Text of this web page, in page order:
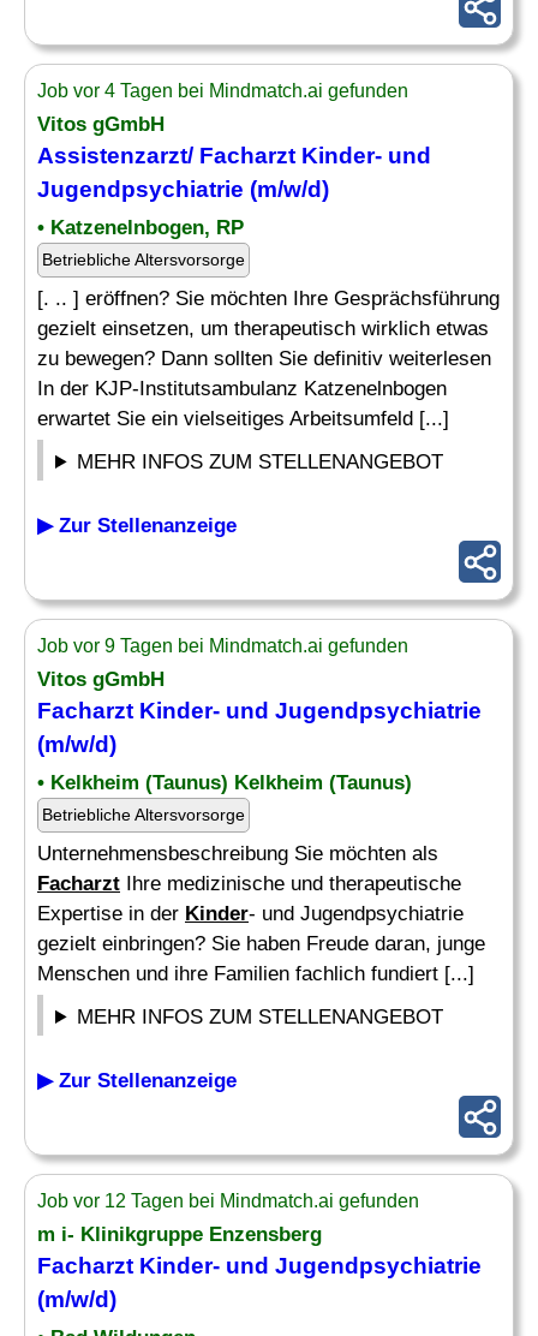
Job vor 4 Tagen bei Mindmatch.ai gefunden
Vitos gGmbH
Assistenzarzt/ Facharzt Kinder- und
Jugendpsychiatrie (m/w/d)
• Katzenelnbogen, RP
Betriebliche Altersvorsorge
[. .. ] eröffnen? Sie möchten Ihre Gesprächsführung
gezielt einsetzen, um therapeutisch wirklich etwas
zu bewegen? Dann sollten Sie definitiv weiterlesen
In der KJP-Institutsambulanz Katzenelnbogen
erwartet Sie ein vielseitiges Arbeitsumfeld [...]
MEHR INFOS ZUM STELLENANGEBOT
▶ Zur Stellenanzeige
Job vor 9 Tagen bei Mindmatch.ai gefunden
Vitos gGmbH
Facharzt Kinder- und Jugendpsychiatrie
(m/w/d)
• Kelkheim (Taunus) Kelkheim (Taunus)
Betriebliche Altersvorsorge
Unternehmensbeschreibung Sie möchten als
Facharzt Ihre medizinische und therapeutische
Expertise in der Kinder- und Jugendpsychiatrie
gezielt einbringen? Sie haben Freude daran, junge
Menschen und ihre Familien fachlich fundiert [...]
MEHR INFOS ZUM STELLENANGEBOT
▶ Zur Stellenanzeige
Job vor 12 Tagen bei Mindmatch.ai gefunden
m i- Klinikgruppe Enzensberg
Facharzt Kinder- und Jugendpsychiatrie
(m/w/d)